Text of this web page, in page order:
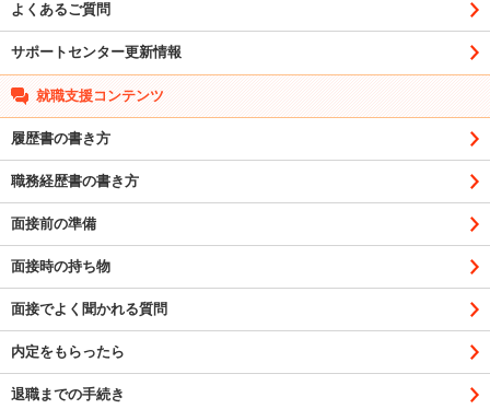
よくあるご質問
サポートセンター更新情報
就職支援コンテンツ
履歴書の書き方
職務経歴書の書き方
面接前の準備
面接時の持ち物
面接でよく聞かれる質問
内定をもらったら
退職までの手続き